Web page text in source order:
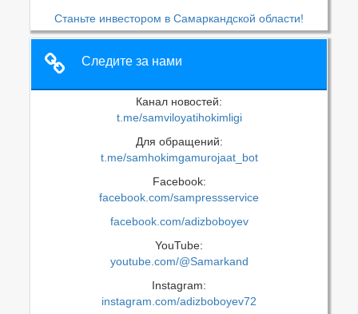
Станьте инвестором в Самаркандской области!
Следите за нами
Канал новостей:
t.me/samviloyatihokimligi
Для обращений:
t.me/samhokimgamurojaat_bot
Facebook:
facebook.com/sampressservice
facebook.com/adizboboyev
YouTube:
youtube.com/@Samarkand
Instagram:
instagram.com/adizboboyev72